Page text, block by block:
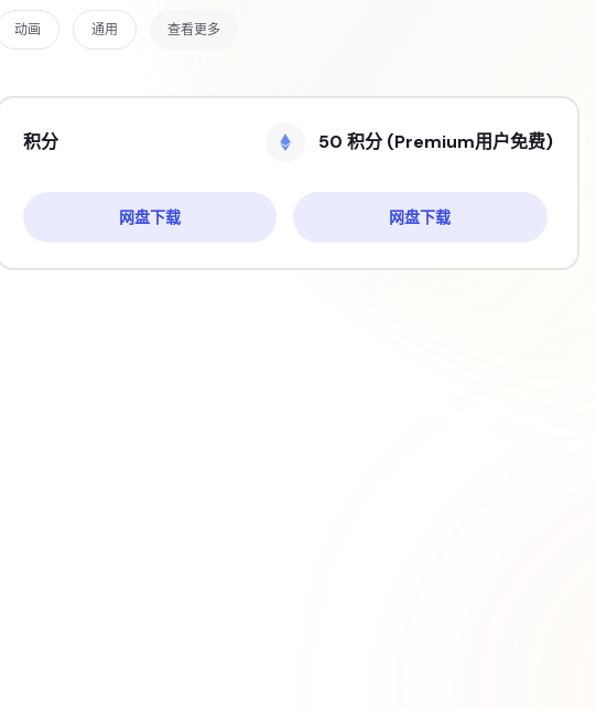
动画 通用 查看更多
积分 50 积分 (Premium用户免费)
网盘下载 网盘下载